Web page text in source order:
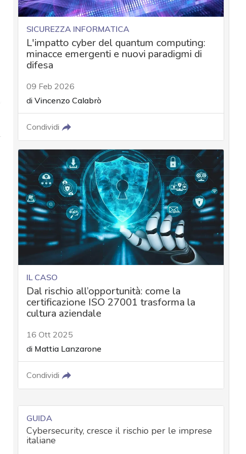
SICUREZZA INFORMATICA
L'impatto cyber del quantum computing:
minacce emergenti e nuovi paradigmi di
difesa
09 Feb 2026
di Vincenzo Calabrò
Condividi
IL CASO
Dal rischio all’opportunità: come la
certificazione ISO 27001 trasforma la
cultura aziendale
16 Ott 2025
di Mattia Lanzarone
Condividi
GUIDA
Cybersecurity, cresce il rischio per le imprese
italiane